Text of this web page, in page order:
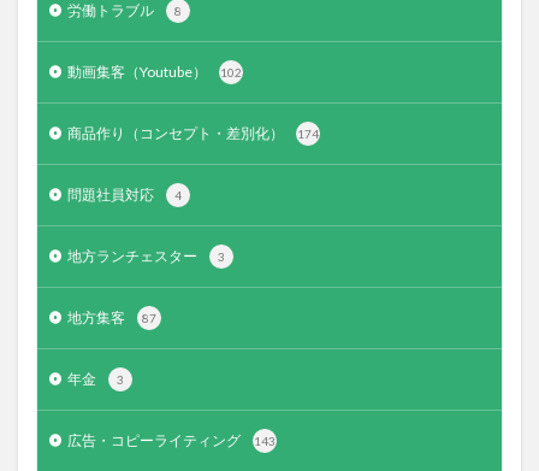
労働トラブル 8
動画集客（Youtube） 102
商品作り（コンセプト・差別化） 174
問題社員対応 4
地方ランチェスター 3
地方集客 87
年金 3
広告・コピーライティング 143